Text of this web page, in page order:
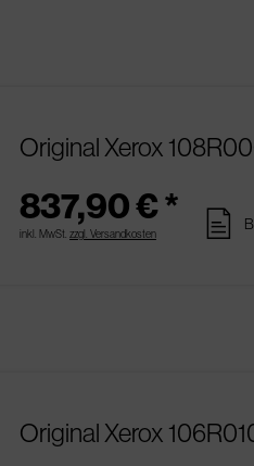
Original Xerox
837,90 € *
inkl. MwSt. zzgl. Versandkosten pages
Original Xerox